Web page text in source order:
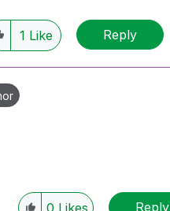
1 Like Reply
0 Likes Reply